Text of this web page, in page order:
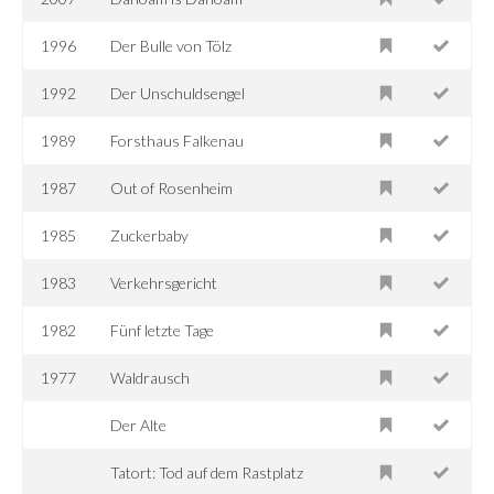
1996 Der Bulle von Tölz
1992 Der Unschuldsengel
1989 Forsthaus Falkenau
1987 Out of Rosenheim
1985 Zuckerbaby
1983 Verkehrsgericht
1982 Fünf letzte Tage
1977 Waldrausch
Der Alte
Tatort: Tod auf dem Rastplatz